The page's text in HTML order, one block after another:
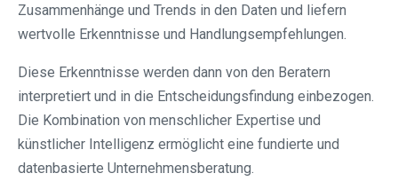
Zusammenhänge und Trends in den Daten und liefern
wertvolle Erkenntnisse und Handlungsempfehlungen.
Diese Erkenntnisse werden dann von den Beratern
interpretiert und in die Entscheidungsfindung einbezogen.
Die Kombination von menschlicher Expertise und
künstlicher Intelligenz ermöglicht eine fundierte und
datenbasierte Unternehmensberatung.